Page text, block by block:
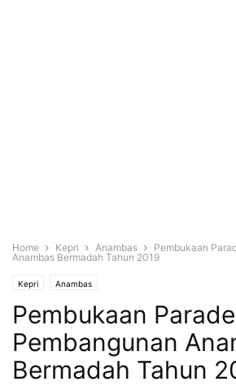
Home Kepri Anambas
Pembukaan
Anambas Bermadah Tahun 2019
Kepri Anambas
Pembukaan Parade
Pembangunan
Bermadah Tahun